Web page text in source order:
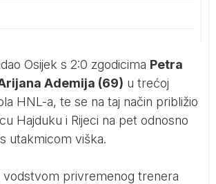
Osijek s 2:0 zgodicima Petra
Ademija (69) u trećoj
HNL-a, te se na taj način približio
Hajduku i Rijeci na pet odnosno
utakmicom viška.
vodstvom privremenog trenera